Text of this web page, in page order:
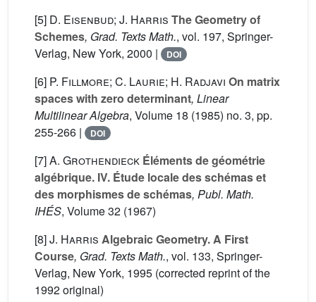
[5] D. Eisenbud; J. Harris The Geometry of
Schemes, Grad. Texts Math., vol. 197, Springer-
Verlag, New York, 2000 |
DOI
[6] P. Fillmore; C. Laurie; H. Radjavi On matrix
spaces with zero determinant, Linear
Multilinear Algebra, Volume 18 (1985) no. 3, pp.
255-266 |
DOI
[7]A. Grothendieck Éléments de géométrie
algébrique. IV. Étude locale des schémas et
des morphismes de schémas, Publ. Math.
IHÉS, Volume 32 (1967)
[8]J. Harris Algebraic Geometry. A First
Course, Grad. Texts Math., vol. 133, Springer-
Verlag, New York, 1995 (corrected reprint of the
1992 original)